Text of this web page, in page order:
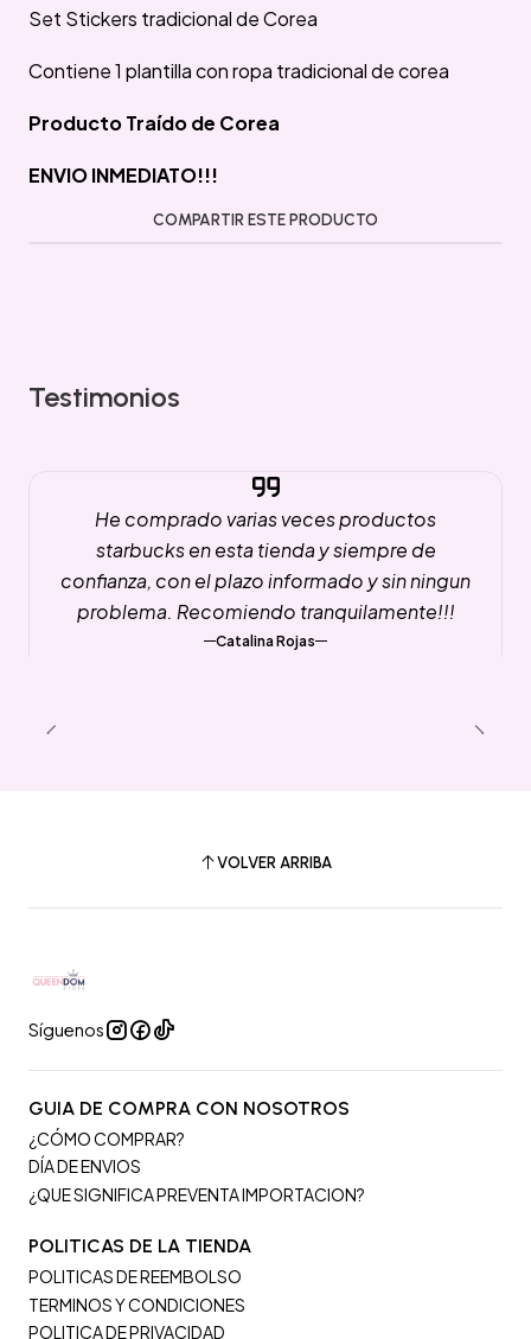
Set Stickers tradicional de Corea
Contiene 1 plantilla con ropa tradicional de corea
Producto Traído de Corea
ENVIO INMEDIATO!!!
COMPARTIR ESTE PRODUCTO
Testimonios
He comprado varias veces productos
starbucks en esta tienda y siempre de
confianza, con el plazo informado y sin ningun
problema. Recomiendo tranquilamente!!!
Catalina Rojas
VOLVER ARRIBA
Síguenos
GUIA DE COMPRA CON NOSOTROS
¿CÓMO COMPRAR?
DÍA DE ENVIOS
¿QUE SIGNIFICA PREVENTA IMPORTACION?
POLITICAS DE LA TIENDA
POLITICAS DE REEMBOLSO
TERMINOS Y CONDICIONES
POLITICA DE PRIVACIDAD